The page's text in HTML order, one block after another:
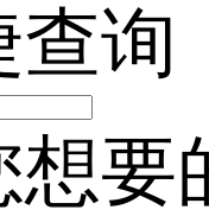
查询
想要